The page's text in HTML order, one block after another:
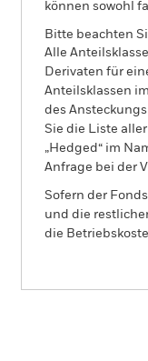
können sowohl
Bitte beachten
Alle
Derivaten für
Anteilsklassen
des
Sie die Liste
„Hedged“ im
Anfrage bei der
Sofern der
und die
die